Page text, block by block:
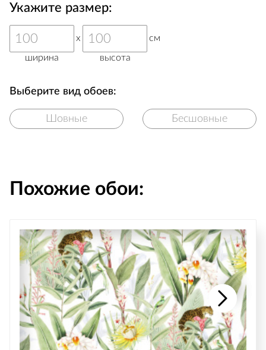
Укажите размер:
ширина
x
высота
см
Выберите вид обоев:
Шовные Бесшовные
Похожие обои: